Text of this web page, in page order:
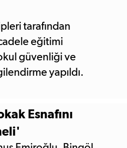
tarafından
eğitimi
güvenliği ve
yapıldı.
Esnafını